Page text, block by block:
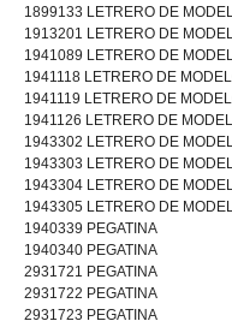
1899133 LETRERO DE
1913201 LETRERO DE
1941089 LETRERO DE
1941118 LETRERO DE
1941119 LETRERO DE
1941126 LETRERO DE
1943302 LETRERO DE
1943303 LETRERO DE
1943304 LETRERO DE
1943305 LETRERO DE
1940339 PEGATINA
1940340 PEGATINA
2931721 PEGATINA
2931722 PEGATINA
2931723 PEGATINA